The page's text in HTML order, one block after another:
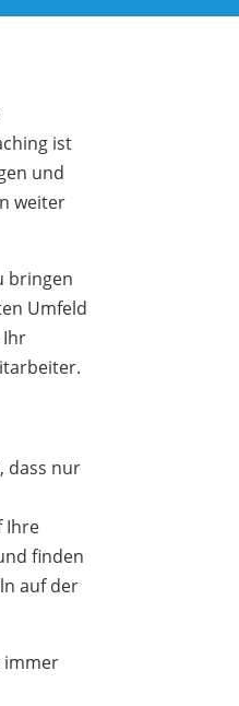
ist
und
weiter
bringen
Umfeld
dass nur
Ihre
finden
auf der
immer